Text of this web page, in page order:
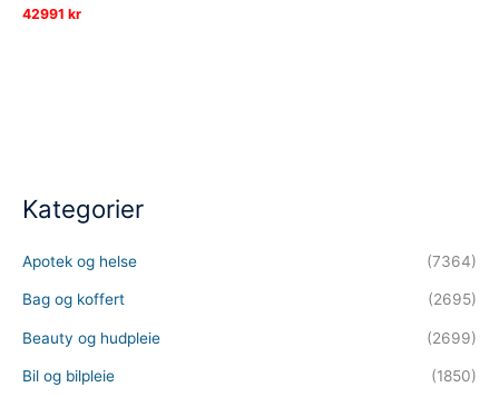
42991 kr
Kategorier
Apotek og helse (7364)
Bag og koffert (2695)
Beauty og hudpleie (2699)
Bil og bilpleie (1850)